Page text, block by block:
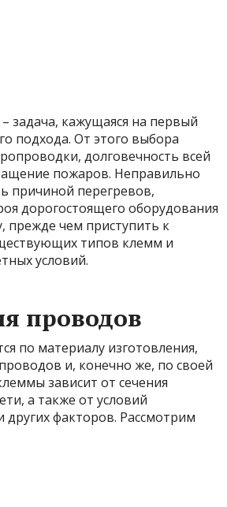
задача, кажущаяся на первый
подхода. От этого выбора
долговечность всей
пожаров. Неправильно
причиной перегревов,
дорогостоящего оборудования
прежде чем приступить к
типов клемм и
условий.
проводов
по материалу изготовления,
и, конечно же, по своей
зависит от сечения
а также от условий
факторов. Рассмотрим